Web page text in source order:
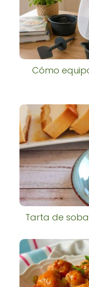
Cómo
Tarta de